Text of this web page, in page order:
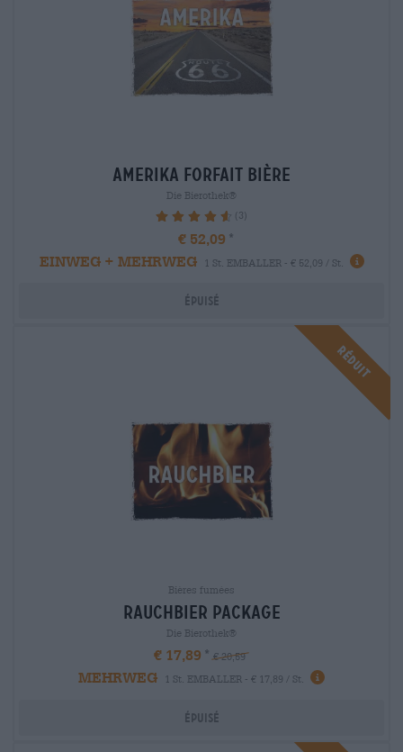
amerika Forfait bière
Die Bierothek®
93.33% (3)
€ 52,09
EINWEG + MEHRWEG
1 St. EMBALLER - € 52,09 / St.
Épuisé
Réduit
Bières fumées
rauchbier package
Die Bierothek®
€ 17,89 € 20,59
MEHRWEG 1 St. EMBALLER - € 17,89 / St.
Épuisé